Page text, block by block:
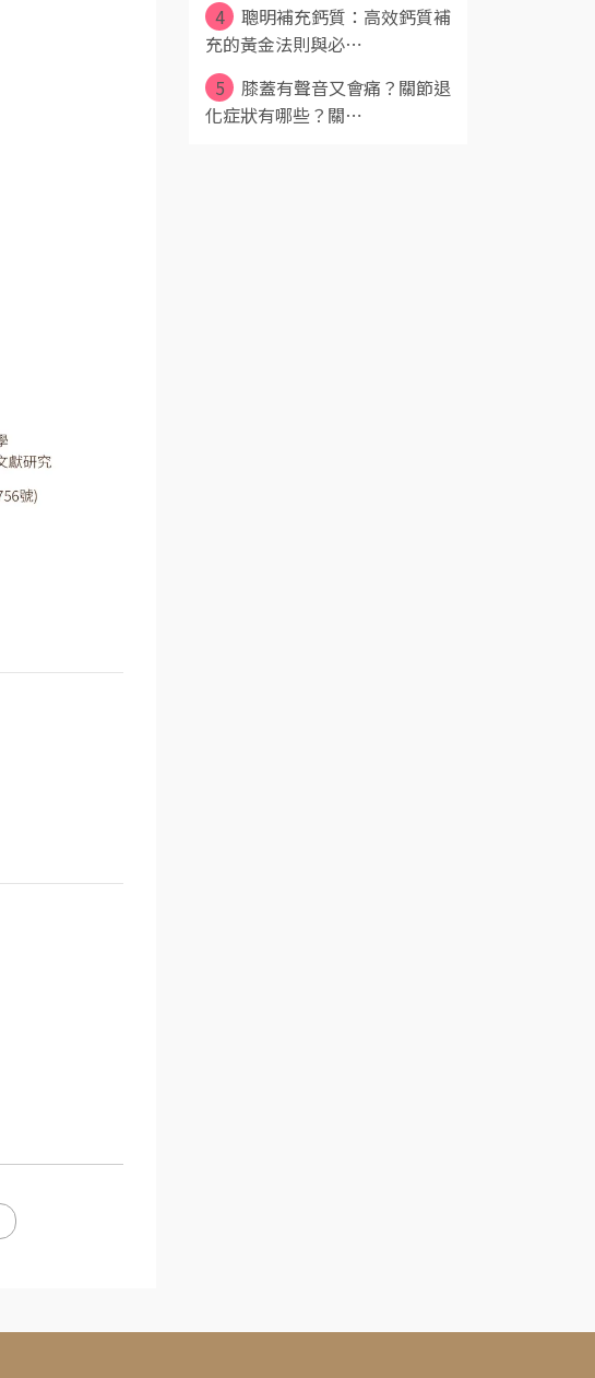
4
聰明補充鈣質：高效鈣質補
充的黃金法則與必⋯
5
膝蓋有聲音又會痛？關節退
化症狀有哪些？關⋯